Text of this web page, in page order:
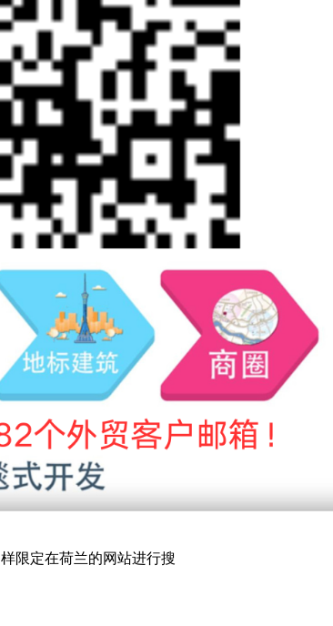
限定在荷兰的网站进行搜